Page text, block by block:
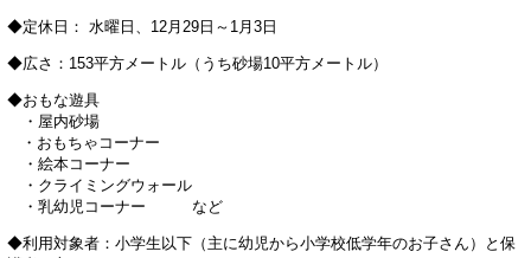
◆定休日： 水曜日、12月29日～1月3日
◆広さ：153平方メートル（うち砂場10平方メートル）
◆おもな遊具
・屋内砂場
・おもちゃコーナー
・絵本コーナー
・クライミングウォール
・乳幼児コーナー など
◆利用対象者：小学生以下（主に幼児から小学校低学年のお子さん）と保